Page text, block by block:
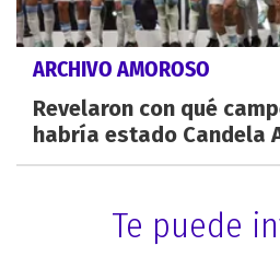
ARCHIVO AMOROSO
Revelaron con qué
habría estado Candela
Te puede